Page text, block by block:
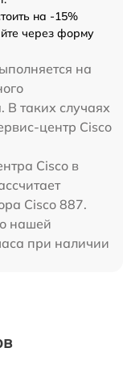
на -15%
через форму
на
В таких случаях
центр Cisco
Cisco в
Cisco 887.
нашей
при наличии